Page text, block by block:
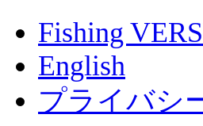
Fishing
English
プライバシ